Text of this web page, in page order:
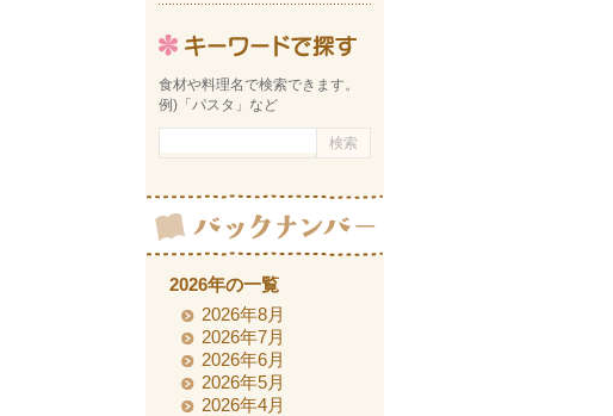
食材や料理名で検索できます。
例)「パスタ」など
2026年の一覧
2026年8月
2026年7月
2026年6月
2026年5月
2026年4月